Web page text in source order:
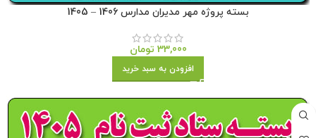
بسته پروژه مهر مدیران مدارس 1406 – 1405
33,000 تومان
افزودن به سبد خرید